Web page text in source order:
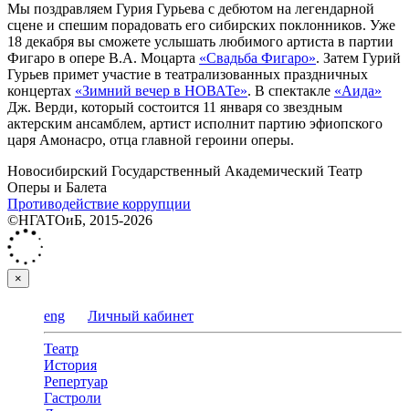
Мы поздравляем Гурия Гурьева с дебютом на легендарной
сцене и спешим порадовать его сибирских поклонников. Уже
18 декабря вы сможете услышать любимого артиста в партии
Фигаро в опере В.А. Моцарта «Свадьба Фигаро». Затем Гурий
Гурьев примет участие в театрализованных праздничных
концертах «Зимний вечер в НОВАТе». В спектакле «Аида»
Дж. Верди, который состоится 11 января со звездным
актерским ансамблем, артист исполнит партию эфиопского
царя Амонасро, отца главной героини оперы.
Новосибирский Государственный Академический Театр
Оперы и Балета
Противодействие коррупции
©НГАТОиБ, 2015-2026
×
eng Личный кабинет
Театр
История
Репертуар
Гастроли